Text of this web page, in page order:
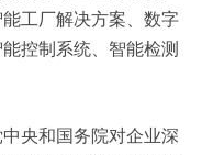
工厂解决方案、数字
控制系统、智能检测
央和国务院对企业深